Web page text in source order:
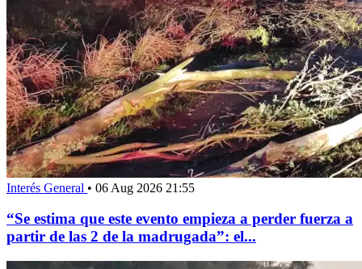
Interés General • 06 Aug 2026 21:55
“Se estima que este evento empieza a perder fuerza a
partir de las 2 de la madrugada”: el...